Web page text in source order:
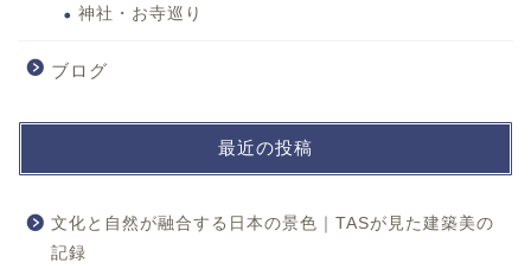
神社・お寺巡り
ブログ
最近の投稿
文化と自然が融合する日本の景色｜TASが見た建築美の
記録